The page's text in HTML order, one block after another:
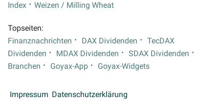
Index
Weizen / Milling Wheat
Topseiten:
Finanznachrichten
DAX Dividenden
TecDAX
Dividenden
MDAX Dividenden
SDAX Dividenden
Branchen
Goyax-App Goyax-Widgets
Impressum Datenschutzerklärung